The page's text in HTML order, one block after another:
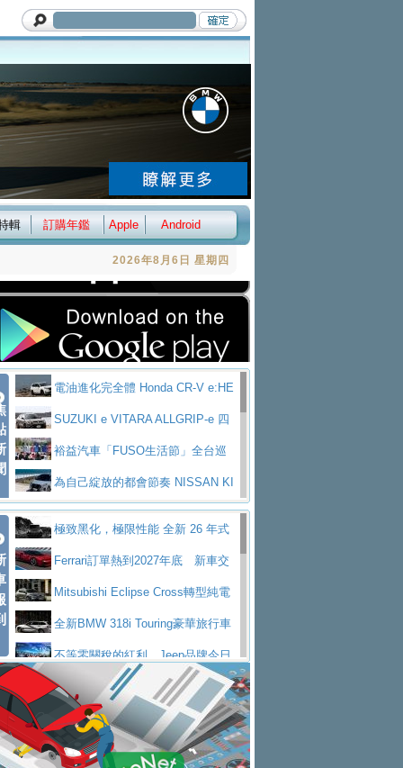
輯 訂購年鑑 Apple Android
2026年8月6日 星期四
電油進化完全體 Honda CR-V e:HE
V PrestigeSUZUKI e VITARA ALLGRIP-e 四
驅精神的純電新詮釋
裕益汽車「FUSO生活節」全台巡
迴 結合生活體驗、交通安全與購車優惠
為自己綻放的都會節奏 NISSAN KI
CKS SAKURA為品味獨具層峰買家打造的頂級座
駕，MAZDA CX-90 33T AWD Premium Ca
ptain Seat
EV
技的座駕! Ford Territory中型油電休旅
SO Super Great今日在台登場，結合先進安
全輔助科技
ntis四品牌經銷權，全新多品牌旗艦展示中
心開幕啟用
屏東特搜大隊再添新利器 SITRAK
救助器材車買氣不衰、SUZUKI經銷商勇於開啟
全新大店，新北都鈴木占地500坪土城旗艦
2025第七屆ISUZU運轉職人挑戰賽
極致黑化，極限性能 全新 26 年式
DEFENDER OCTA BLACK 限量登台
Ferrari訂單熱到2027年底 新車交
付至少得等一年以上
Mitsubishi Eclipse Cross轉型純電
休旅 87kWh電池續航超過600公里
全新BMW 318i Touring豪華旅行車
全台限量200台 進化現型
不等零關稅的紅利，Jeep品牌今日
起展開首批車交車
Volvo EX60 即將叩關，靜肅性、底
盤與數位介面搶先揭露
Audi Q9 將於 2026 年底上市 旗艦
大型 SUV 鎖定七人座豪華市場
BMW攜手漫威電影【蜘蛛人：重生